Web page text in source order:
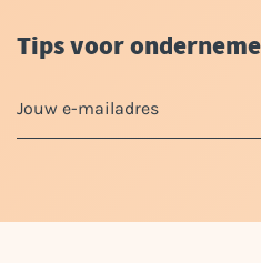
Tips voor